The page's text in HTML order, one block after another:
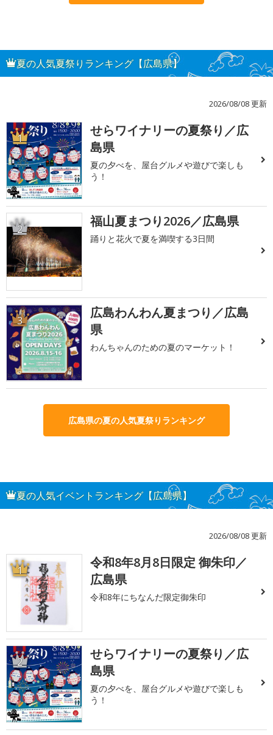
夏の人気夏祭りランキング【広島県】
2026/08/08 更新
1
せらワイナリーの夏祭り／広
島県
夏の夕べを、屋台グルメや遊びで楽しも
う！
2 福山夏まつり2026／広島県
踊りと花火で夏を満喫する3日間
3
広島わんわん夏まつり／広島
県
わんちゃんのための夏のマーケット！
広島県の夏の人気夏祭りランキング
夏の人気イベントランキング【広島県】
2026/08/08 更新
1
令和8年8月8日限定 御朱印／
広島県
令和8年にちなんだ限定御朱印
2
せらワイナリーの夏祭り／広
島県
夏の夕べを、屋台グルメや遊びで楽しも
う！